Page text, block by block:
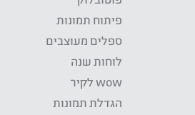
פיתוח תמונות
ספלים מעוצבים
לוחות שנה
wow לקיר
הגדלת תמונות